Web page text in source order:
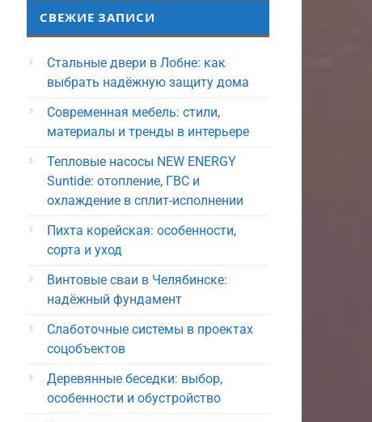
СВЕЖИЕ ЗАПИСИ
Стальные двери в Лобне: как
выбрать надёжную защиту дома
Современная мебель: стили,
материалы и тренды в интерьере
Тепловые насосы NEW ENERGY
Suntide: отопление, ГВС и
охлаждение в сплит-исполнении
Пихта корейская: особенности,
сорта и уход
Винтовые сваи в Челябинске:
надёжный фундамент
Слаботочные системы в проектах
соцобъектов
Деревянные беседки: выбор,
особенности и обустройство